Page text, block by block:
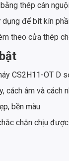
thép cán
để bít kín
theo cửa thép
CS2H11-OT D
cách âm và cách
bền màu
chắn chịu